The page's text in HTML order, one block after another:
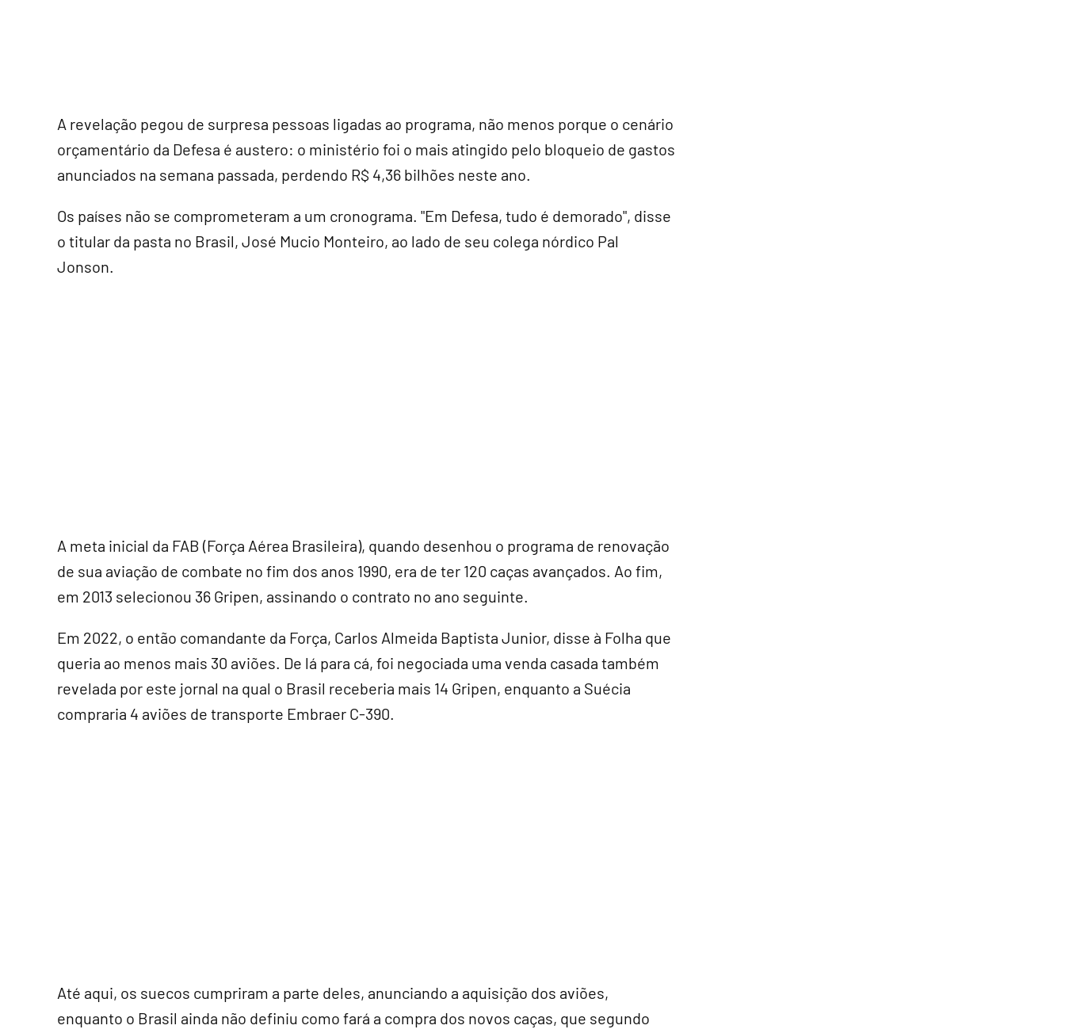
A revelação pegou de surpresa pessoas ligadas ao programa, não menos porque o cenário
orçamentário da Defesa é austero: o ministério foi o mais atingido pelo bloqueio de gastos
anunciados na semana passada, perdendo R$ 4,36 bilhões neste ano.
Os países não se comprometeram a um cronograma. "Em Defesa, tudo é demorado", disse
o titular da pasta no Brasil, José Mucio Monteiro, ao lado de seu colega nórdico Pal
Jonson.
A meta inicial da FAB (Força Aérea Brasileira), quando desenhou o programa de renovação
de sua aviação de combate no fim dos anos 1990, era de ter 120 caças avançados. Ao fim,
em 2013 selecionou 36 Gripen, assinando o contrato no ano seguinte.
Em 2022, o então comandante da Força, Carlos Almeida Baptista Junior, disse à Folha que
queria ao menos mais 30 aviões. De lá para cá, foi negociada uma venda casada também
revelada por este jornal na qual o Brasil receberia mais 14 Gripen, enquanto a Suécia
compraria 4 aviões de transporte Embraer C-390.
Até aqui, os suecos cumpriram a parte deles, anunciando a aquisição dos aviões,
enquanto o Brasil ainda não definiu como fará a compra dos novos caças, que segundo